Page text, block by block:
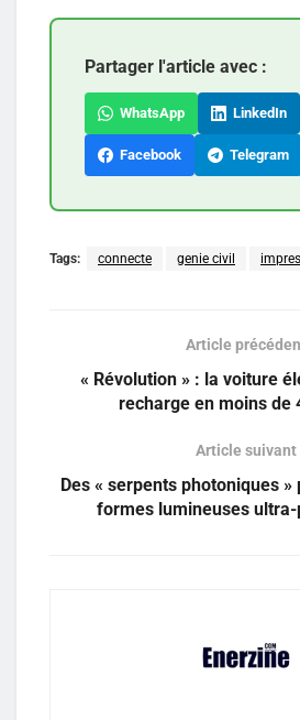
Partager l'article avec :
WhatsApp LinkedIn
Facebook Telegram
Tags: connecte genie civil
Article
« Révolution » : la voiture
recharge en moins de
Article suivant
Des « serpents photoniques
formes lumineuses